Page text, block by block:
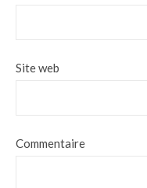
Site web
Commentaire